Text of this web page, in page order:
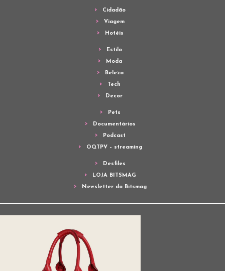
Cidadão
Viagem
Hotéis
Estilo
Moda
Beleza
Tech
Decor
Pets
Documentários
Podcast
OQTPV – streaming
Desfiles
LOJA BITSMAG
Newsletter do Bitsmag